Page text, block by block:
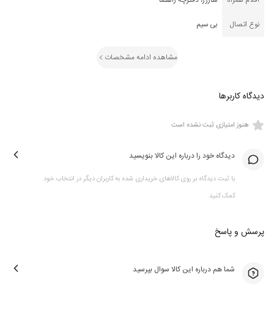
نوع اتصال
بی سیم
مشاهده ادامه مشخصات
دیدگاه کاربرها
هنوز امتیازی ثبت نشده است
دیدگاه خود را درباره این کالا بنویسید
با ثبت دیدگاه بر روی کالاهای خریداری شده به کاربران دیگر در انتخاب خود
کمک کنید
پرسش و پاسخ
شما هم درباره این کالا سوال بپرسید